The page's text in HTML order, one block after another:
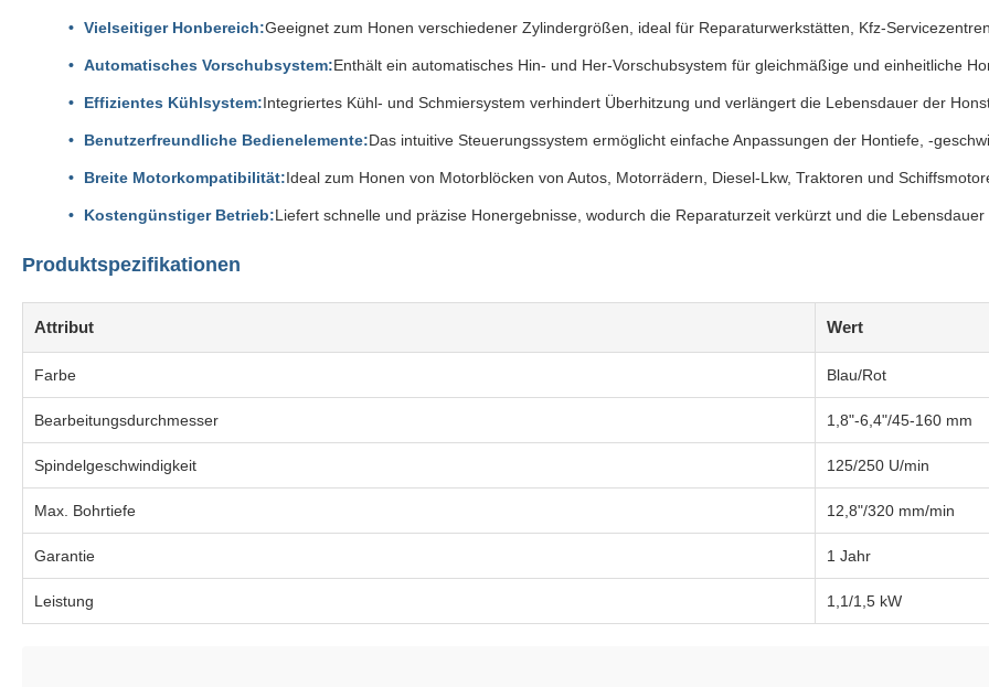
Vielseitiger Honbereich:Geeignet zum Honen verschiedener Zylindergrößen, ideal für Reparaturwerkstätten, Kfz-
Automatisches Vorschubsystem:Enthält ein automatisches Hin- und Her-Vorschubsystem für gleichmäßige und einheitliche
Effizientes Kühlsystem:Integriertes Kühl- und Schmiersystem verhindert Überhitzung und verlängert die Lebensdauer der
Benutzerfreundliche Bedienelemente:Das intuitive Steuerungssystem ermöglicht einfache Anpassungen der Hontiefe, -
Breite Motorkompatibilität:Ideal zum Honen von Motorblöcken von Autos, Motorrädern, Diesel-Lkw, Traktoren und
Kostengünstiger Betrieb:Liefert schnelle und präzise Honergebnisse, wodurch die Reparaturzeit verkürzt und die
Produktspezifikationen
Attribut Wert
Farbe Blau/Rot
Bearbeitungsdurchmesser 1,8"-6,4"/45-160 mm
Spindelgeschwindigkeit 125/250 U/min
Max. Bohrtiefe 12,8"/320 mm/min
Garantie 1 Jahr
Leistung 1,1/1,5 kW